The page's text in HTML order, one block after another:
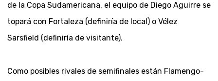
de la Copa Sudamericana, el equipo de Diego Aguirre se
topará con Fortaleza (definiría de local) o Vélez
Sarsfield (definiría de visitante).
Como posibles rivales de semifinales están Flamengo-